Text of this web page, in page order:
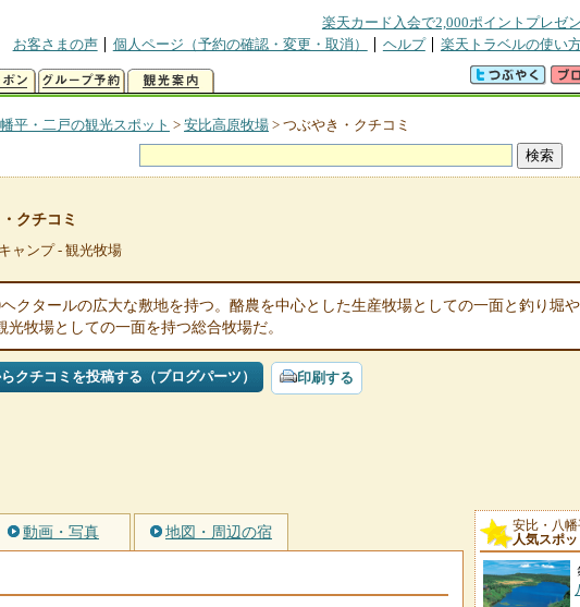
楽天カード入会で2,000ポイントプレゼ
お客さまの声
個人ページ（予約の確認・変更・取消） ヘルプ 楽天トラベルの使い
平・二戸の観光スポット > 安比高原牧場 > つぶやき・クチコミ
クチコミ
ャンプ - 観光牧場
クタールの広大な敷地を持つ。酪農を中心とした生産牧場としての一面と釣り堀
光牧場としての一面を持つ総合牧場だ。
クチコミを投稿する（ブログパーツ） 印刷する
動画・写真 地図・周辺の宿
安比・八
人気スポ